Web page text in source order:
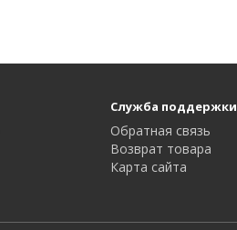
Служба поддержки
Обратная связь
Возврат товара
Карта сайта